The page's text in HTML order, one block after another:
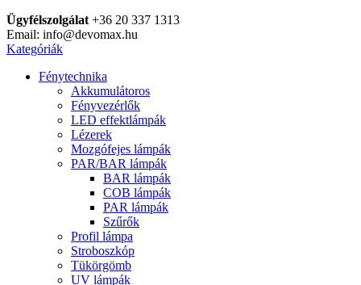
Ügyfélszolgálat +36 20 337 1313
Email: info@devomax.hu
Kategóriák
Fénytechnika
Akkumulátoros
Fényvezérlők
LED effektlámpák
Lézerek
Mozgófejes lámpák
PAR/BAR lámpák
BAR lámpák
COB lámpák
PAR lámpák
Szűrők
Profil lámpa
Stroboszkóp
Tükörgömb
UV lámpák